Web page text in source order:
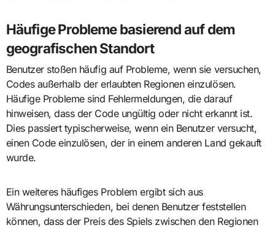
Häufige Probleme basierend auf dem
geografischen Standort
Benutzer stoßen häufig auf Probleme, wenn sie versuchen,
Codes außerhalb der erlaubten Regionen einzulösen.
Häufige Probleme sind Fehlermeldungen, die darauf
hinweisen, dass der Code ungültig oder nicht erkannt ist.
Dies passiert typischerweise, wenn ein Benutzer versucht,
einen Code einzulösen, der in einem anderen Land gekauft
wurde.
Ein weiteres häufiges Problem ergibt sich aus
Währungsunterschieden, bei denen Benutzer feststellen
können, dass der Preis des Spiels zwischen den Regionen